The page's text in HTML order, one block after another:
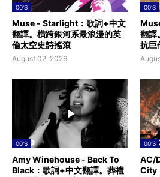
00'S
Muse - Starlight：歌詞+中文
翻譯。橫跨銀河系最浪漫的英
倫太空史詩搖滾
August 02, 2026
00'S
翻譯
抗巨
00'S
Amy Winehouse - Back To
Black：歌詞+中文翻譯。葬禮
00'S
AC/
City